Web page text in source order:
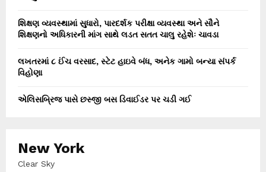
શિક્ષણ વ્યવસ્થામાં સુધારો, પારદર્શક પરીક્ષા વ્યવસ્થા અને સૌને
શિક્ષણનો અધિકારની માંગ સાથે લડત સતત ચાલુ રહેશેઃ ચાવડા
લખતરમાં ૮ ઈંચ વરસાદ, સ્ટેટ હાઇવે બંધ, અનેક ગામો બન્યા સંપર્ક
વિહોણા
એલિસબ્રિજ પાસે છસ્જી બસ ડિવાઈડર પર ચડી ગઈ
New York
Clear Sky